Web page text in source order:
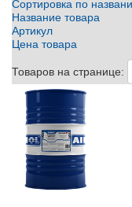
Сортировка по
Название товара
Артикул
Цена товара
Товаров на странице: